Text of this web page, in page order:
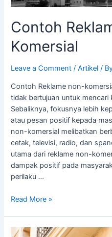
Contoh
Komersial
Leave a Comment /Artikel /
Contoh Reklame non-
tidak bertujuan untuk mencari
Sebaliknya, fokusnya lebih
atau pesan positif kepada
non-komersial melibatkan
cetak, televisi, radio, dan
utama dari reklame non-
dampak positif pada
perilaku …
Read More »
Cara